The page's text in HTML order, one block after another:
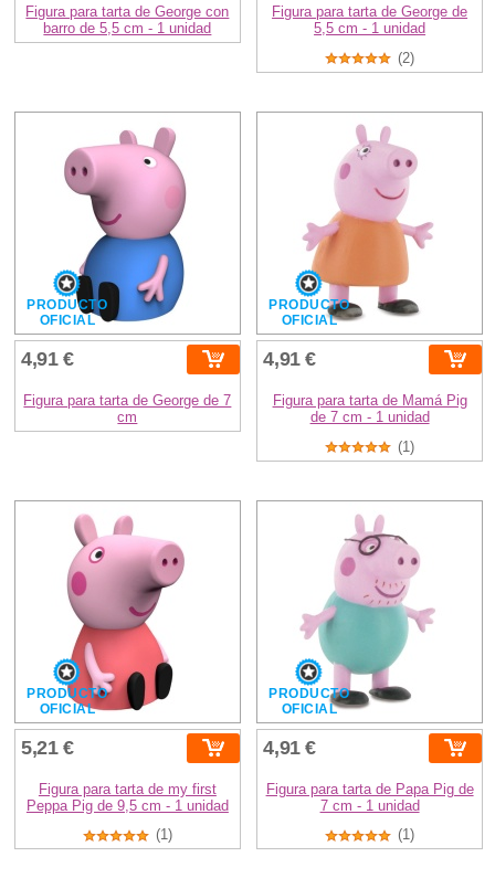
Figura para tarta de George con
barro de 5,5 cm - 1 unidad
Figura para tarta de George de
5,5 cm - 1 unidad
(2)
PRODUCTO
OFICIAL
4,91 €
Figura para tarta de George de 7
cm
PRODUCTO
OFICIAL
4,91 €
Figura para tarta de Mamá Pig
de 7 cm - 1 unidad
(1)
PRODUCTO
OFICIAL
5,21 €
Figura para tarta de my first
Peppa Pig de 9,5 cm - 1 unidad
(1)
PRODUCTO
OFICIAL
4,91 €
Figura para tarta de Papa Pig de
7 cm - 1 unidad
(1)